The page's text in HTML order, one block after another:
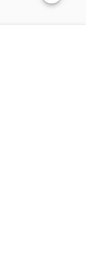
Changer la